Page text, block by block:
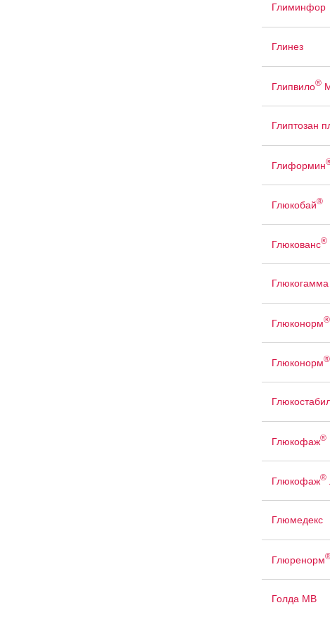
Глиминфор
Глинез
Глипвило®
Глиптозан
Глиформин
Глюкобай®
Глюкованс®
Глюкогамма
Глюконорм®
Глюконорм®
Глюкофаж®
Глюкофаж®
Глюмедекс
Глюренорм
Голда МВ